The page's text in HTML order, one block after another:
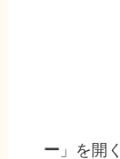
ー 」を開